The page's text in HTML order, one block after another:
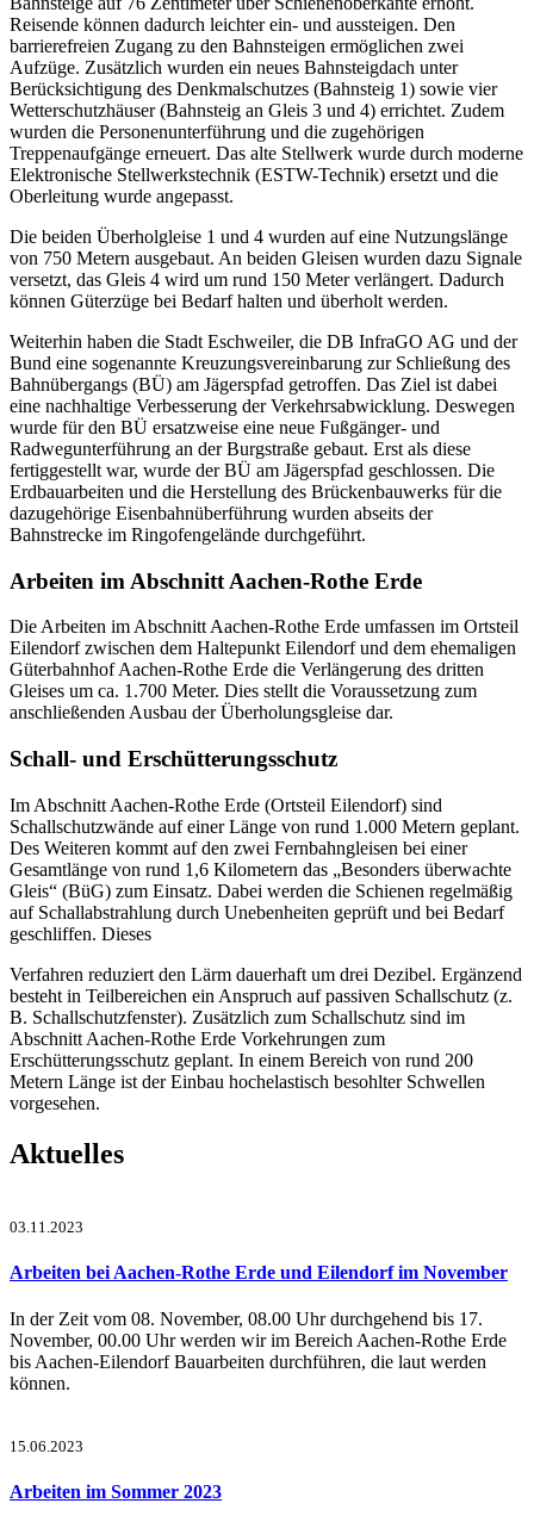
Reisende können dadurch leichter ein- und aussteigen. Den
barrierefreien Zugang zu den Bahnsteigen ermöglichen zwei
Aufzüge. Zusätzlich wurden ein neues Bahnsteigdach unter
Berücksichtigung des Denkmalschutzes (Bahnsteig 1) sowie vier
Wetterschutzhäuser (Bahnsteig an Gleis 3 und 4) errichtet. Zudem
wurden die Personenunterführung und die zugehörigen
Treppenaufgänge erneuert. Das alte Stellwerk wurde durch moderne
Elektronische Stellwerkstechnik (ESTW-Technik) ersetzt und die
Oberleitung wurde angepasst.
Die beiden Überholgleise 1 und 4 wurden auf eine Nutzungslänge
von 750 Metern ausgebaut. An beiden Gleisen wurden dazu Signale
versetzt, das Gleis 4 wird um rund 150 Meter verlängert. Dadurch
können Güterzüge bei Bedarf halten und überholt werden.
Weiterhin haben die Stadt Eschweiler, die DB InfraGO AG und der
Bund eine sogenannte Kreuzungsvereinbarung zur Schließung des
Bahnübergangs (BÜ) am Jägerspfad getroffen. Das Ziel ist dabei
eine nachhaltige Verbesserung der Verkehrsabwicklung. Deswegen
wurde für den BÜ ersatzweise eine neue Fußgänger- und
Radwegunterführung an der Burgstraße gebaut. Erst als diese
fertiggestellt war, wurde der BÜ am Jägerspfad geschlossen. Die
Erdbauarbeiten und die Herstellung des Brückenbauwerks für die
dazugehörige Eisenbahnüberführung wurden abseits der
Bahnstrecke im Ringofengelände durchgeführt.
Arbeiten im Abschnitt Aachen-Rothe Erde
Die Arbeiten im Abschnitt Aachen-Rothe Erde umfassen im Ortsteil
Eilendorf zwischen dem Haltepunkt Eilendorf und dem ehemaligen
Güterbahnhof Aachen-Rothe Erde die Verlängerung des dritten
Gleises um ca. 1.700 Meter. Dies stellt die Voraussetzung zum
anschließenden Ausbau der Überholungsgleise dar.
Schall- und Erschütterungsschutz
Im Abschnitt Aachen-Rothe Erde (Ortsteil Eilendorf) sind
Schallschutzwände auf einer Länge von rund 1.000 Metern geplant.
Des Weiteren kommt auf den zwei Fernbahngleisen bei einer
Gesamtlänge von rund 1,6 Kilometern das „Besonders überwachte
Gleis“ (BüG) zum Einsatz. Dabei werden die Schienen regelmäßig
auf Schallabstrahlung durch Unebenheiten geprüft und bei Bedarf
geschliffen. Dieses
Verfahren reduziert den Lärm dauerhaft um drei Dezibel. Ergänzend
besteht in Teilbereichen ein Anspruch auf passiven Schallschutz (z.
B. Schallschutzfenster). Zusätzlich zum Schallschutz sind im
Abschnitt Aachen-Rothe Erde Vorkehrungen zum
Erschütterungsschutz geplant. In einem Bereich von rund 200
Metern Länge ist der Einbau hochelastisch besohlter Schwellen
vorgesehen.
Aktuelles
03.11.2023
Arbeiten bei Aachen-Rothe Erde und Eilendorf im November
In der Zeit vom 08. November, 08.00 Uhr durchgehend bis 17.
November, 00.00 Uhr werden wir im Bereich Aachen-Rothe Erde
bis Aachen-Eilendorf Bauarbeiten durchführen, die laut werden
können.
15.06.2023
Arbeiten im Sommer 2023